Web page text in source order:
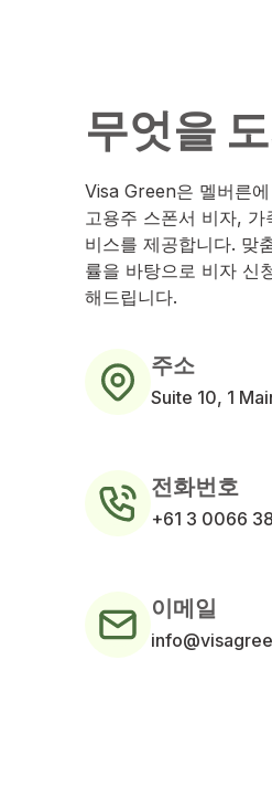
무엇을
Visa Green은 멜버른
고용주 스폰서 비자,
비스를 제공합니다. 맞
률을 바탕으로 비자 신
해드립니다.
주소
Suite 10, 1
전화번호
+61 3 0066
이메일